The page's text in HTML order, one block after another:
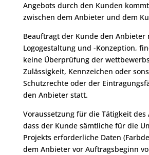
Angebots durch den Kunden
zwischen dem Anbieter und dem
Beauftragt der Kunde den Anbieter
Logogestaltung und -Konzeption,
keine Überprüfung der
Zulässigkeit, Kennzeichen oder
Schutzrechte oder der
den Anbieter statt.
Voraussetzung für die Tätigkeit des
dass der Kunde sämtliche für die
Projekts erforderliche Daten
dem Anbieter vor Auftragsbeginn